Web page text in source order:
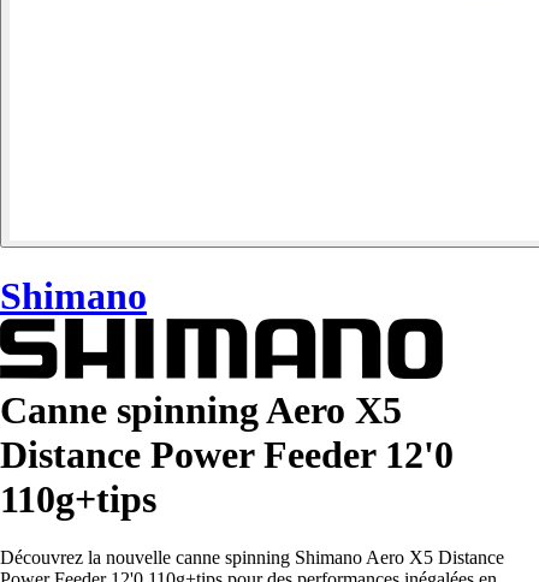
Shimano
Canne spinning Aero X5
Distance Power Feeder 12'0
110g+tips
Découvrez la nouvelle canne spinning Shimano Aero X5 Distance